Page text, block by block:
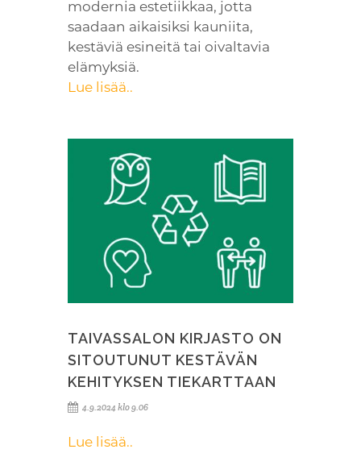
modernia estetiikkaa, jotta
saadaan aikaisiksi kauniita,
kestäviä esineitä tai oivaltavia
elämyksiä.
Lue lisää..
TAIVASSALON KIRJASTO ON
SITOUTUNUT KESTÄVÄN
KEHITYKSEN TIEKARTTAAN
4.9.2024 klo 9.06
Lue lisää..